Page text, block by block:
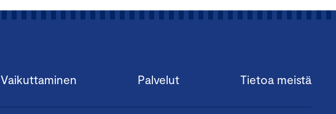
Vaikuttaminen Palvelut Tietoa meistä